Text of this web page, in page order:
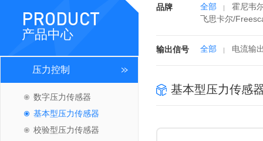
PRODUCT
产品中心
压力控制
数字压力传感器
基本型压力传感器
校验型压力传感器
品牌 全部
霍尼韦
飞思卡尔/
输出信号 全部 电流输
基本型压力传感